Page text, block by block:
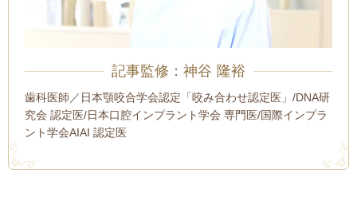
記事監修：神谷 隆裕
歯科医師／日本顎咬合学会認定「咬み合わせ認定医」/DNA研
究会 認定医/日本口腔インプラント学会 専門医/国際インプラ
ント学会AIAI 認定医